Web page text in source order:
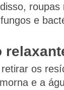
e
os
e a